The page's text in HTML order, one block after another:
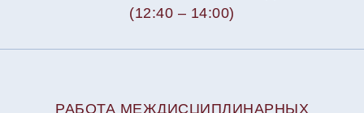
(12:40 – 14:00)
РАБОТА МЕЖДИСЦИПЛИНАРНЫХ